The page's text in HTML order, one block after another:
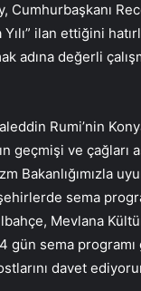
ilan ettiğini
adına değerli
Rumi’nin
geçmişi ve çağları
Bakanlığımızla
sema
Mevlana
gün sema
davet